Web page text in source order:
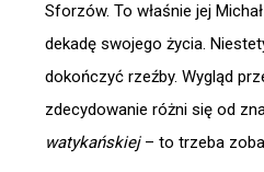
Sforzów. To właśnie jej
dekadę swojego życia.
dokończyć rzeźby. Wygląd
zdecydowanie różni się od
watykańskiej– to trzeba